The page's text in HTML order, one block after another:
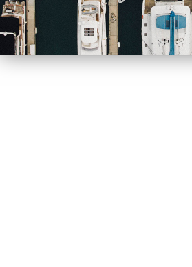
בישראל
באילת
במרינה הרצליה